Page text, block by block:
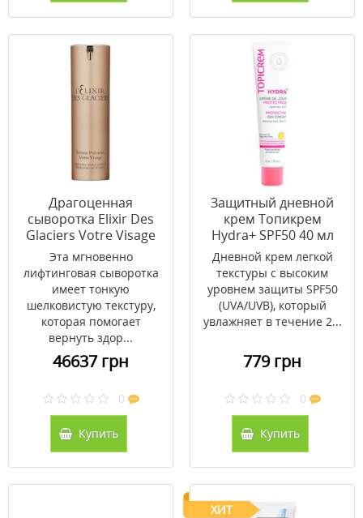
Драгоценная
сыворотка Elixir Des
Glaciers Votre Visage
30 мл
Эта мгновенно
лифтинговая сыворотка
имеет тонкую
шелковистую текстуру,
которая помогает
вернуть здор...
46637 грн
0
Купить
Защитный дневной
крем Топикрем
Hydra+ SPF50 40 мл
Дневной крем легкой
текстуры с высоким
уровнем защиты SPF50
(UVA/UVB), который
увлажняет в течение 2...
779 грн
0
Купить
ХИТ